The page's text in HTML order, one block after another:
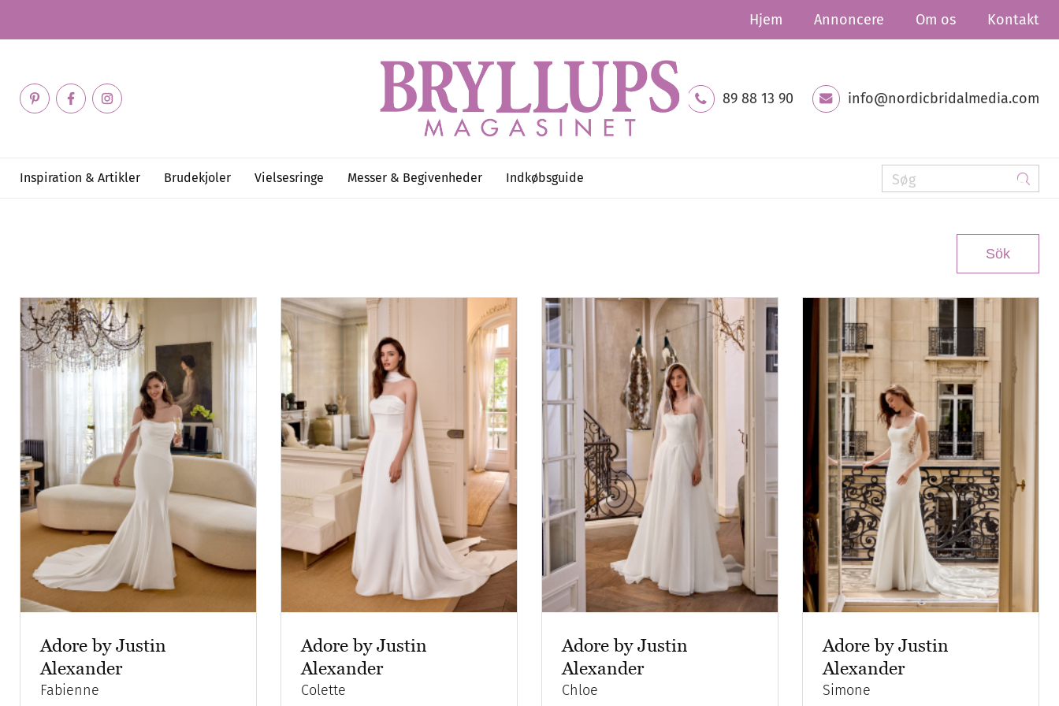
Hjem Annoncere Om os Kontakt
89 88 13 90 info@nordicbridalmedia.com
Inspiration & Artikler Brudekjoler Vielsesringe Messer & Begivenheder Indkøbsguide
Adore by Justin
Alexander
Fabienne
Adore by Justin
Alexander
Colette
Adore by Justin
Alexander
Chloe
Adore by Justin
Alexander
Simone